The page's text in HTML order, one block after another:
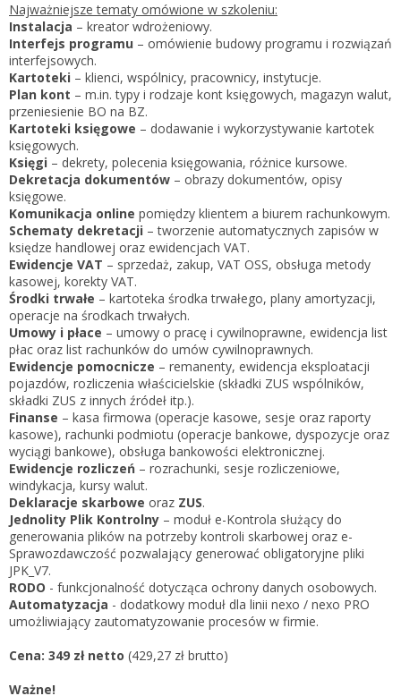
Najważniejsze tematy omówione w szkoleniu:
Instalacja – kreator wdrożeniowy.
Interfejs programu – omówienie budowy programu i rozwiązań
interfejsowych.
Kartoteki – klienci, wspólnicy, pracownicy, instytucje.
Plan kont – m.in. typy i rodzaje kont księgowych, magazyn walut,
przeniesienie BO na BZ.
Kartoteki księgowe – dodawanie i wykorzystywanie kartotek
księgowych.
Księgi – dekrety, polecenia księgowania, różnice kursowe.
Dekretacja dokumentów – obrazy dokumentów, opisy
księgowe.
Komunikacja online pomiędzy klientem a biurem rachunkowym.
Schematy dekretacji – tworzenie automatycznych zapisów w
księdze handlowej oraz ewidencjach VAT.
Ewidencje VAT – sprzedaż, zakup, VAT OSS, obsługa metody
kasowej, korekty VAT.
Środki trwałe – kartoteka środka trwałego, plany amortyzacji,
operacje na środkach trwałych.
Umowy i płace – umowy o pracę i cywilnoprawne, ewidencja list
płac oraz list rachunków do umów cywilnoprawnych.
Ewidencje pomocnicze – remanenty, ewidencja eksploatacji
pojazdów, rozliczenia właścicielskie (składki ZUS wspólników,
składki ZUS z innych źródeł itp.).
Finanse – kasa firmowa (operacje kasowe, sesje oraz raporty
kasowe), rachunki podmiotu (operacje bankowe, dyspozycje oraz
wyciągi bankowe), obsługa bankowości elektronicznej.
Ewidencje rozliczeń – rozrachunki, sesje rozliczeniowe,
windykacja, kursy walut.
Deklaracje skarbowe oraz ZUS.
Jednolity Plik Kontrolny – moduł e-Kontrola służący do
generowania plików na potrzeby kontroli skarbowej oraz e-
Sprawozdawczość pozwalający generować obligatoryjne pliki
JPK_V7.
RODO - funkcjonalność dotycząca ochrony danych osobowych.
Automatyzacja - dodatkowy moduł dla linii nexo / nexo PRO
umożliwiający zautomatyzowanie procesów w firmie.
Cena: 349 zł netto (429,27 zł brutto)
Ważne!